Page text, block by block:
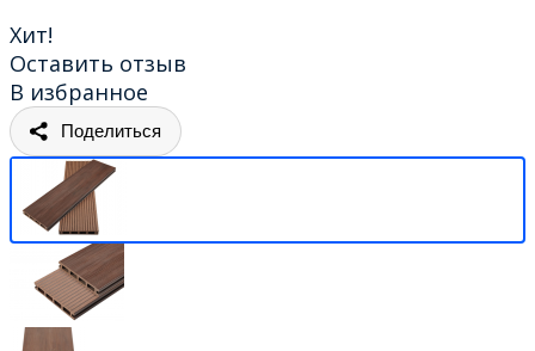
Хит!
Оставить отзыв
В избранное
Поделиться